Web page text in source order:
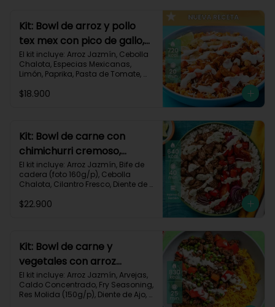
Grasas 46g | Proteínas 30g
Kit: Bowl de arroz y pollo
tex mex con pico de gallo,
queso y sour cream-147
El kit incluye: Arroz Jazmín, Cebolla
Chalota, Especias Mexicanas,
Limón, Paprika, Pasta de Tomate,
Sour Cream, Tomate, Receta
Grasas 25g | Proteínas 41g
$18.900
Kit: Bowl de carne con
chimichurri cremoso,
pimentón y tomate-115
El kit incluye: Arroz Jazmín, Bife de
cadera (foto 160g/p), Cebolla
Chalota, Cilantro Fresco, Diente de
Suroeste, Pimentón Rojo, Sour
Proteínas 44g
$22.900
Kit: Bowl de carne y
vegetales con arroz
dorado-94
El kit incluye: Arroz Jazmín, Arvejas,
Caldo Concentrado, Fry Seasoning,
Res Molida (150g/p), Diente de Ajo,